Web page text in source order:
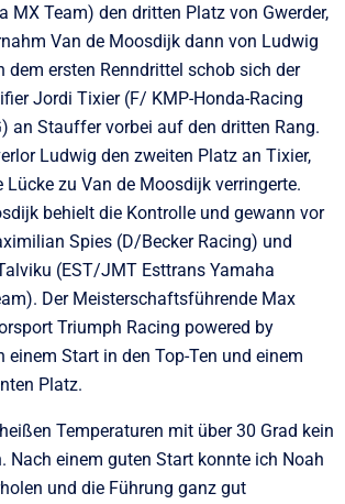
MX Team) den dritten Platz von Gwerder,
Van de Moosdijk dann von Ludwig
dem ersten Renndrittel schob sich der
Jordi Tixier (F/ KMP-Honda-Racing
an Stauffer vorbei auf den dritten Rang.
Ludwig den zweiten Platz an Tixier,
Lücke zu Van de Moosdijk verringerte.
behielt die Kontrolle und gewann vor
Spies (D/Becker Racing) und
(EST/JMT Esttrans Yamaha
Der Meisterschaftsführende Max
Triumph Racing powered by
einem Start in den Top-Ten und einem
Platz.
Temperaturen mit über 30 Grad kein
Nach einem guten Start konnte ich Noah
und die Führung ganz gut